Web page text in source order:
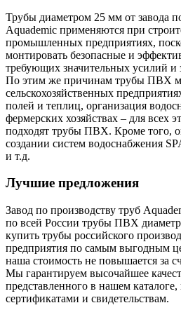
Трубы диаметром 25 мм от завода
Aquademic применяются при
промышленных предприятиях,
монтировать безопасные и
требующих значительных усилий и
По этим же причинам трубы ПВХ
сельскохозяйственных
полей и теплиц, организация
фермерских хозяйствах – для всех
подходят трубы ПВХ. Кроме того,
создании систем водоснабжения
и т.д.
Лучшие предложения
Завод по производству труб
по всей России трубы ПВХ
купить трубы российского
предприятия по самым выгодным
наша стоимость не повышается за
Мы гарантируем высочайшее
представленного в нашем каталоге,
сертификатами и свидетельствам.